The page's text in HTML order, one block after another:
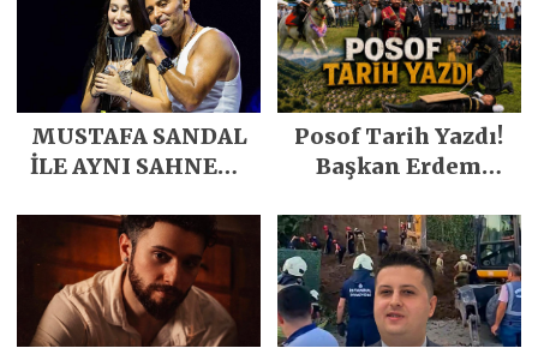
MUSTAFA SANDAL
İLE AYNI SAHNEDE
Posof Tarih Yazdı!
Başkan Erdem
Emeğiyle Son
Yılların En Büyük
Festivali
Gerçekleşti